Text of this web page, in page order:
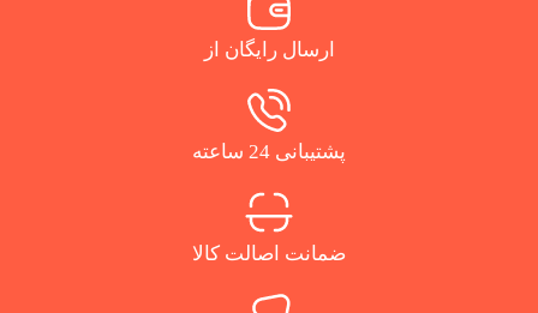
ارسال رایگان از
پشتیبانی 24 ساعته
ضمانت اصالت کالا